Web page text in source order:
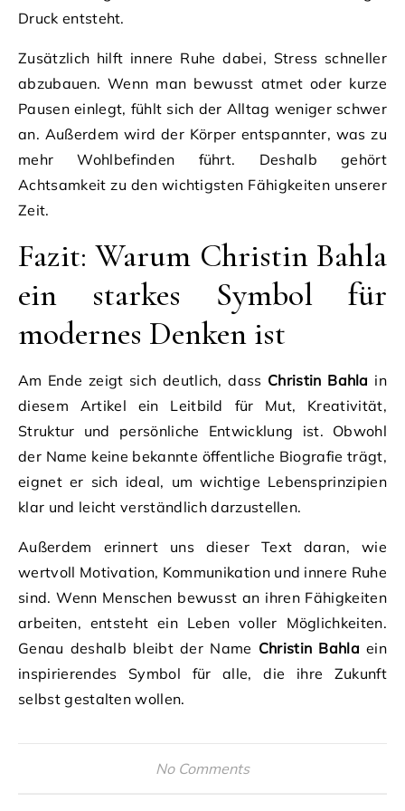
Druck entsteht.
Zusätzlich hilft innere Ruhe dabei, Stress schneller
abzubauen. Wenn man bewusst atmet oder kurze
Pausen einlegt, fühlt sich der Alltag weniger schwer
an. Außerdem wird der Körper entspannter, was zu
mehr Wohlbefinden führt. Deshalb gehört
Achtsamkeit zu den wichtigsten Fähigkeiten unserer
Zeit.
Fazit: Warum Christin Bahla
ein starkes Symbol für
modernes Denken ist
Am Ende zeigt sich deutlich, dass Christin Bahla in
diesem Artikel ein Leitbild für Mut, Kreativität,
Struktur und persönliche Entwicklung ist. Obwohl
der Name keine bekannte öffentliche Biografie trägt,
eignet er sich ideal, um wichtige Lebensprinzipien
klar und leicht verständlich darzustellen.
Außerdem erinnert uns dieser Text daran, wie
wertvoll Motivation, Kommunikation und innere Ruhe
sind. Wenn Menschen bewusst an ihren Fähigkeiten
arbeiten, entsteht ein Leben voller Möglichkeiten.
Genau deshalb bleibt der Name Christin Bahlaein
inspirierendes Symbol für alle, die ihre Zukunft
selbst gestalten wollen.
No Comments